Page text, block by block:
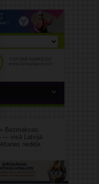
» Bezmaksas,
— visā Latvijā
nedēļa